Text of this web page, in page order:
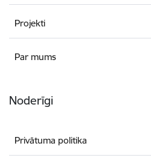
Projekti
Par mums
Noderīgi
Privātuma politika